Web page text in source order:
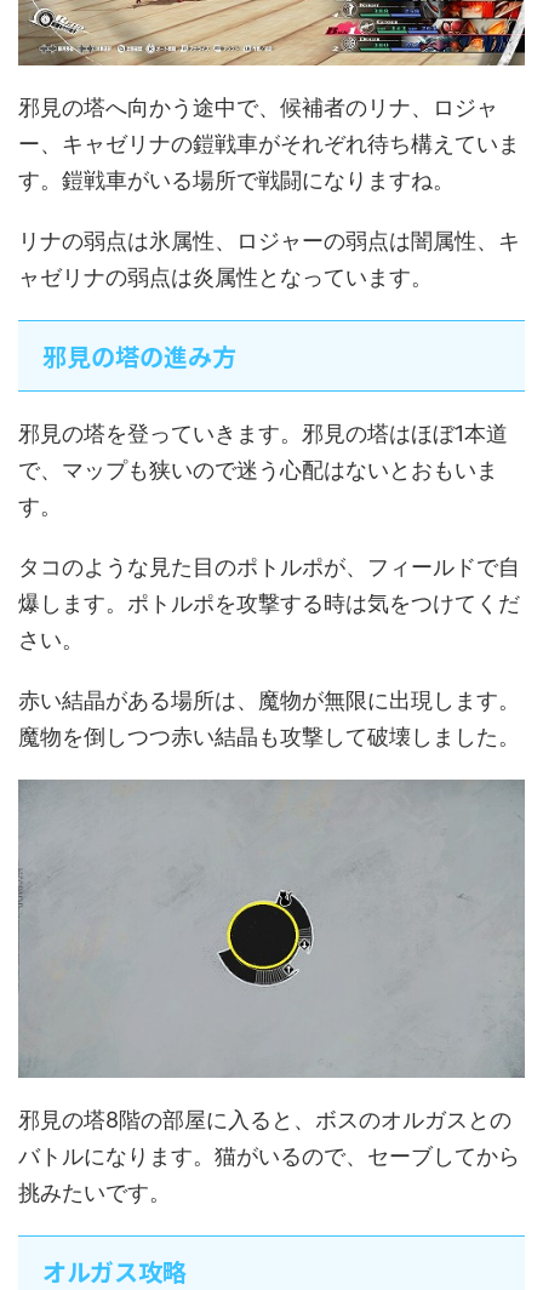
邪見の塔へ向かう途中で、候補者のリナ、ロジャ
ー、キャゼリナの鎧戦車がそれぞれ待ち構えていま
す。鎧戦車がいる場所で戦闘になりますね。
リナの弱点は氷属性、ロジャーの弱点は闇属性、キ
ャゼリナの弱点は炎属性となっています。
邪見の塔の進み方
邪見の塔を登っていきます。邪見の塔はほぼ1本道
で、マップも狭いので迷う心配はないとおもいま
す。
タコのような見た目のポトルポが、フィールドで自
爆します。ポトルポを攻撃する時は気をつけてくだ
さい。
赤い結晶がある場所は、魔物が無限に出現します。
魔物を倒しつつ赤い結晶も攻撃して破壊しました。
邪見の塔8階の部屋に入ると、ボスのオルガスとの
バトルになります。猫がいるので、セーブしてから
挑みたいです。
オルガス攻略